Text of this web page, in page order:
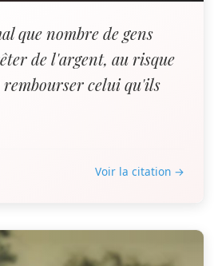
que nombre de gens
de l'argent, au risque
rembourser celui qu'ils
Voir la citation →